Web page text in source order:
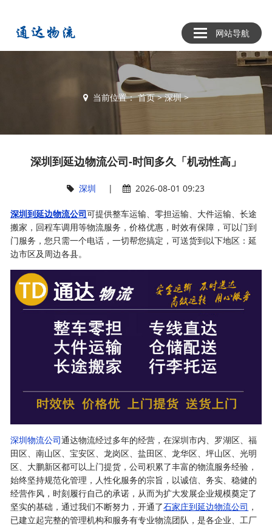
网站导航
当前位置：首页>深圳>
深圳到延边物流公司-时间多久「机动性高」
深圳 | 2026-08-01 09:23
深圳到延边物流公司可提供整车运输、零担运输、大件运输、长途
搬家，回程车调用等物流服务，价格优惠，时效有保障，可以门到
门服务，您只需一个电话，一切帮您搞定，可送货到以下地区：延
边市区及周边各县。
深圳物流公司通达物流经过多年的经营，在深圳市内、罗湖区、福
田区、南山区、宝安区、龙岗区、盐田区、龙华区、坪山区、光明
区、大鹏新区都可以上门提货，公司积累了丰富的物流服务经验，
始终坚持规范化管理，人性化服务的宗旨，以诚信、务实、稳健的
经营作风，时刻履行自己的承诺，从而为扩大发展企业规模奠定了
坚实的基础，通过我们不断努力，开通了石家庄到延边物流公司 ，
已建立起完整的管理机构和服务有专业物流团队，是各企业、工厂